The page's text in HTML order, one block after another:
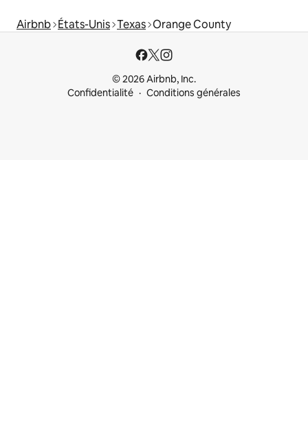
Airbnb États-Unis Texas Orange County
© 2026 Airbnb, Inc.
Confidentialité
Conditions générales